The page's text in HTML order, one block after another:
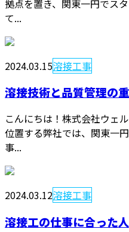
拠点を置き、関東一円でス
て...
2024.03.15溶接工事
溶接技術と品質管理の
こんにちは！株式会社ウェ
位置する弊社では、関東一
事...
2024.03.12溶接工事
溶接工の仕事に合った